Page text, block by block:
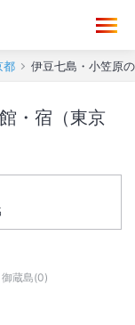
都 伊豆七島・小笠原
・宿（東京
蔵島(0)